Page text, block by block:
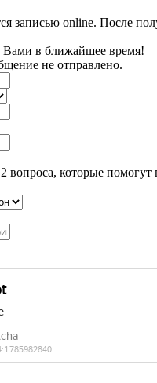
записью online. После
в ближайшее время!
не отправлено.
вопроса, которые